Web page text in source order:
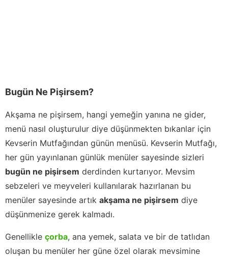
Bugün Ne Pişirsem?
Akşama ne pişirsem, hangi yemeğin yanına ne gider,
menü nasıl oluşturulur diye düşünmekten bıkanlar için
Kevserin Mutfağından günün menüsü. Kevserin Mutfağı,
her gün yayınlanan günlük menüler sayesinde sizleri
bugün ne pişirsem derdinden kurtarıyor. Mevsim
sebzeleri ve meyveleri kullanılarak hazırlanan bu
menüler sayesinde artık akşama ne pişirsem diye
düşünmenize gerek kalmadı.
Genellikle çorba, ana yemek, salata ve bir de tatlıdan
oluşan bu menüler her güne özel olarak mevsimine